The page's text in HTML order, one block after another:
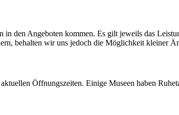
den Angeboten kommen. Es gilt jeweils das
behalten wir uns jedoch die Möglichkeit kleiner
Öffnungszeiten. Einige Museen haben